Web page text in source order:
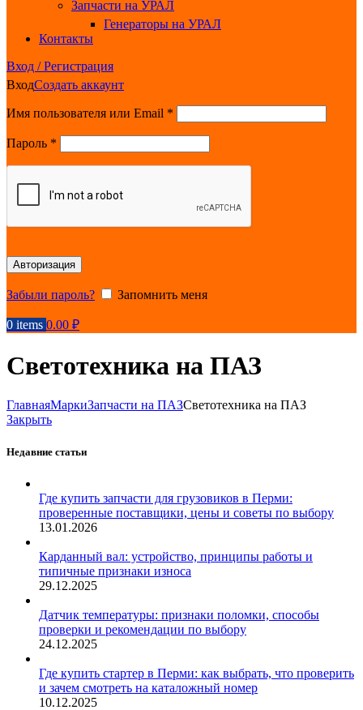
Запчасти на УРАЛ
Генераторы на УРАЛ
Контакты
Вход / Регистрация
ВходСоздать аккаунт
Имя пользователя или Email *
Пароль *
Авторизация
Забыли пароль? Запомнить меня
0 items 0.00 ₽
Светотехника на ПАЗ
ГлавнаяМаркиЗапчасти на ПАЗСветотехника на ПАЗ
Закрыть
Недавние статьи
Где купить запчасти для грузовиков в Перми:
проверенные поставщики, цены и советы по выбору
13.01.2026
Карданный вал: устройство, принципы работы и
типичные признаки износа
29.12.2025
Датчик температуры: признаки поломки, способы
проверки и рекомендации по выбору
24.12.2025
Где купить стартер в Перми: как выбрать, что проверить
и зачем смотреть на каталожный номер
10.12.2025